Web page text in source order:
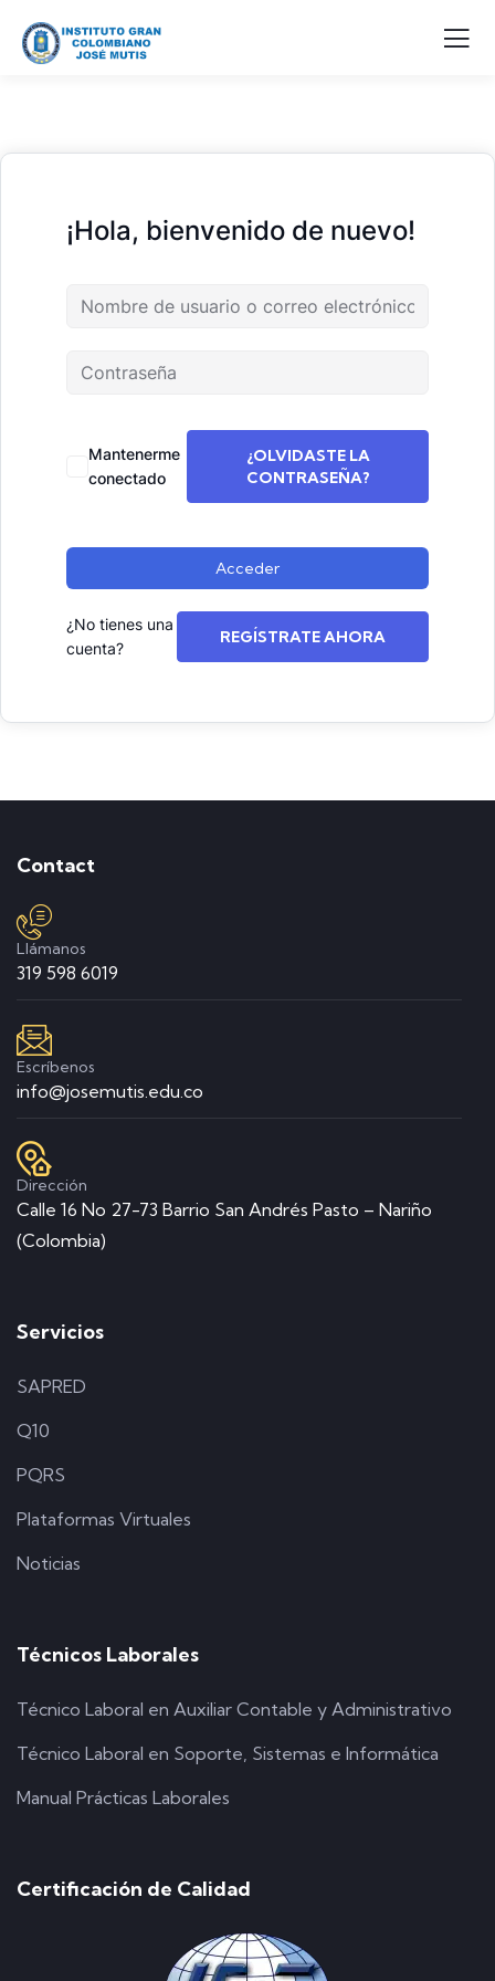
¡Hola, bienvenido de nuevo!
Mantenerme
conectado
¿OLVIDASTE LA
CONTRASEÑA?
Acceder
¿No tienes una
cuenta?
REGÍSTRATE AHORA
Contact
Llámanos
319 598 6019
Escríbenos
info@josemutis.edu.co
Dirección
Calle 16 No 27-73 Barrio San Andrés Pasto – Nariño
(Colombia)
Servicios
SAPRED
Q10
PQRS
Plataformas Virtuales
Noticias
Técnicos Laborales
Técnico Laboral en Auxiliar Contable y Administrativo
Técnico Laboral en Soporte, Sistemas e Informática
Manual Prácticas Laborales
Certificación de Calidad